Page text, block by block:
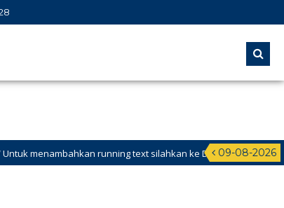
09-08-2026
running text silahkan ke Dashboard > Sekilas Info